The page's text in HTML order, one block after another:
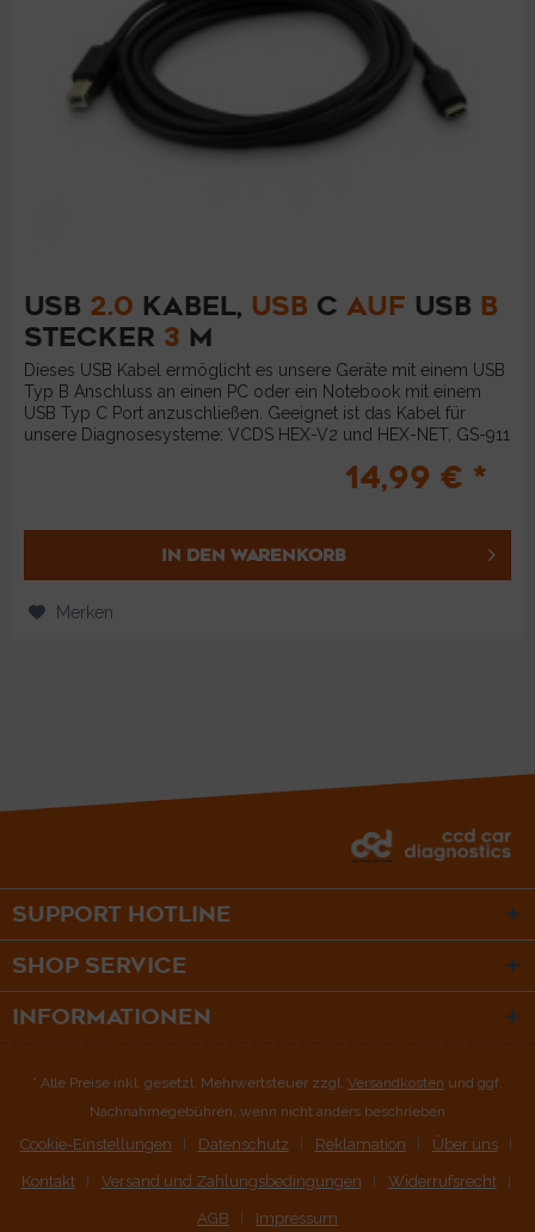
USB 2.0 KABEL, USB C AUF USB B
STECKER 3 M
Dieses USB Kabel ermöglicht es unsere Geräte mit einem USB
Typ B Anschluss an einen PC oder ein Notebook mit einem
USB Typ C Port anzuschließen. Geeignet ist das Kabel für
unsere Diagnosesysteme: VCDS HEX-V2 und HEX-NET, GS-911
14,99 € *
IN DEN WARENKORB
Merken
SUPPORT HOTLINE
SHOP SERVICE
INFORMATIONEN
* Alle Preise inkl. gesetzl. Mehrwertsteuer zzgl. Versandkosten und ggf.
Nachnahmegebühren, wenn nicht anders beschrieben
Cookie-Einstellungen Datenschutz Reklamation Über uns
Kontakt Versand und Zahlungsbedingungen Widerrufsrecht
AGB Impressum